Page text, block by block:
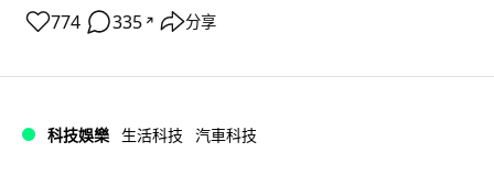
774 335 ↗ 分享
科技娛樂 生活科技 汽車科技